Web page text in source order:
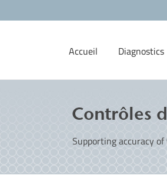
Accueil Diagnostics
Contrôles
Supporting accuracy